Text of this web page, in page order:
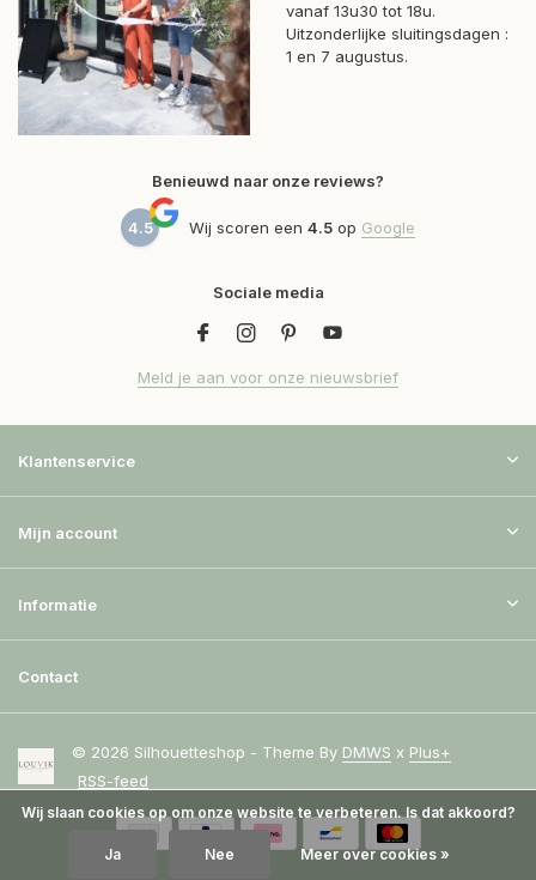
vanaf 13u30 tot 18u.
Uitzonderlijke sluitingsdagen :
1 en 7 augustus.
Benieuwd naar onze reviews?
4.5 Wij scoren een 4.5 op Google
Sociale media
Meld je aan voor onze nieuwsbrief
Klantenservice
Mijn account
Informatie
Contact
© 2026 Silhouetteshop - Theme By DMWS x Plus+
RSS-feed
Wij slaan cookies op om onze website te verbeteren. Is dat akkoord?
Ja Nee Meer over cookies »